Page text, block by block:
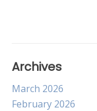
Archives
March 2026
February 2026